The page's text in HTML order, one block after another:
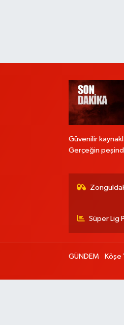
Güvenilir
Gerçeğin
Süper Lig
GÜNDEM Köşe